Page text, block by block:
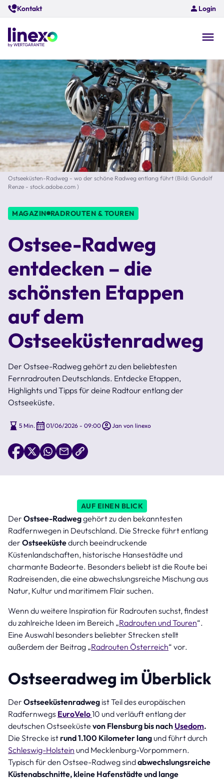
Skip
to
main
content
Kontakt Login
Ostseeküsten-Radweg - wo der schöne Radweg entlang führt (Bild: Gundolf
Renze - stock.adobe.com )
MAGAZIN RADROUTEN & TOUREN
Ostsee-Radweg
entdecken – die
schönsten Etappen
auf dem
Ostseeküstenradweg
Der Ostsee-Radweg gehört zu den beliebtesten
Fernradrouten Deutschlands. Entdecke Etappen,
Highlights und Tipps für deine Radtour entlang der
Ostseeküste.
5 Min. 01/06/2026 - 09:00 Jan von linexo
AUF EINEN BLICK
Der Ostsee-Radweggehört zu den bekanntesten
Radfernwegen in Deutschland. Die Strecke führt entlang
der Ostseeküstedurch beeindruckende
Küstenlandschaften, historische Hansestädte und
charmante Badeorte. Besonders beliebt ist die Route bei
Radreisenden, die eine abwechslungsreiche Mischung aus
Natur, Kultur und maritimem Flair suchen.
Wenn du weitere Inspiration für Radrouten suchst, findest
du zahlreiche Ideen im Bereich „Radrouten und Touren“.
Eine Auswahl besonders beliebter Strecken stellt
außerdem der Beitrag „Radrouten Österreich“ vor.
Ostseeradweg im Überblick
Der Ostseeküstenradweg ist Teil des europäischen
Radfernwegs EuroVelo10 und verläuft entlang der
deutschen Ostseeküste von Flensburg bis nach Usedom.
Die Strecke ist rund 1.100 Kilometer lang und führt durch
Schleswig-Holstein und Mecklenburg-Vorpommern.
Typisch für den Ostsee-Radweg sindabwechslungsreiche
Küstenabschnitte, kleine Hafenstädte und lange